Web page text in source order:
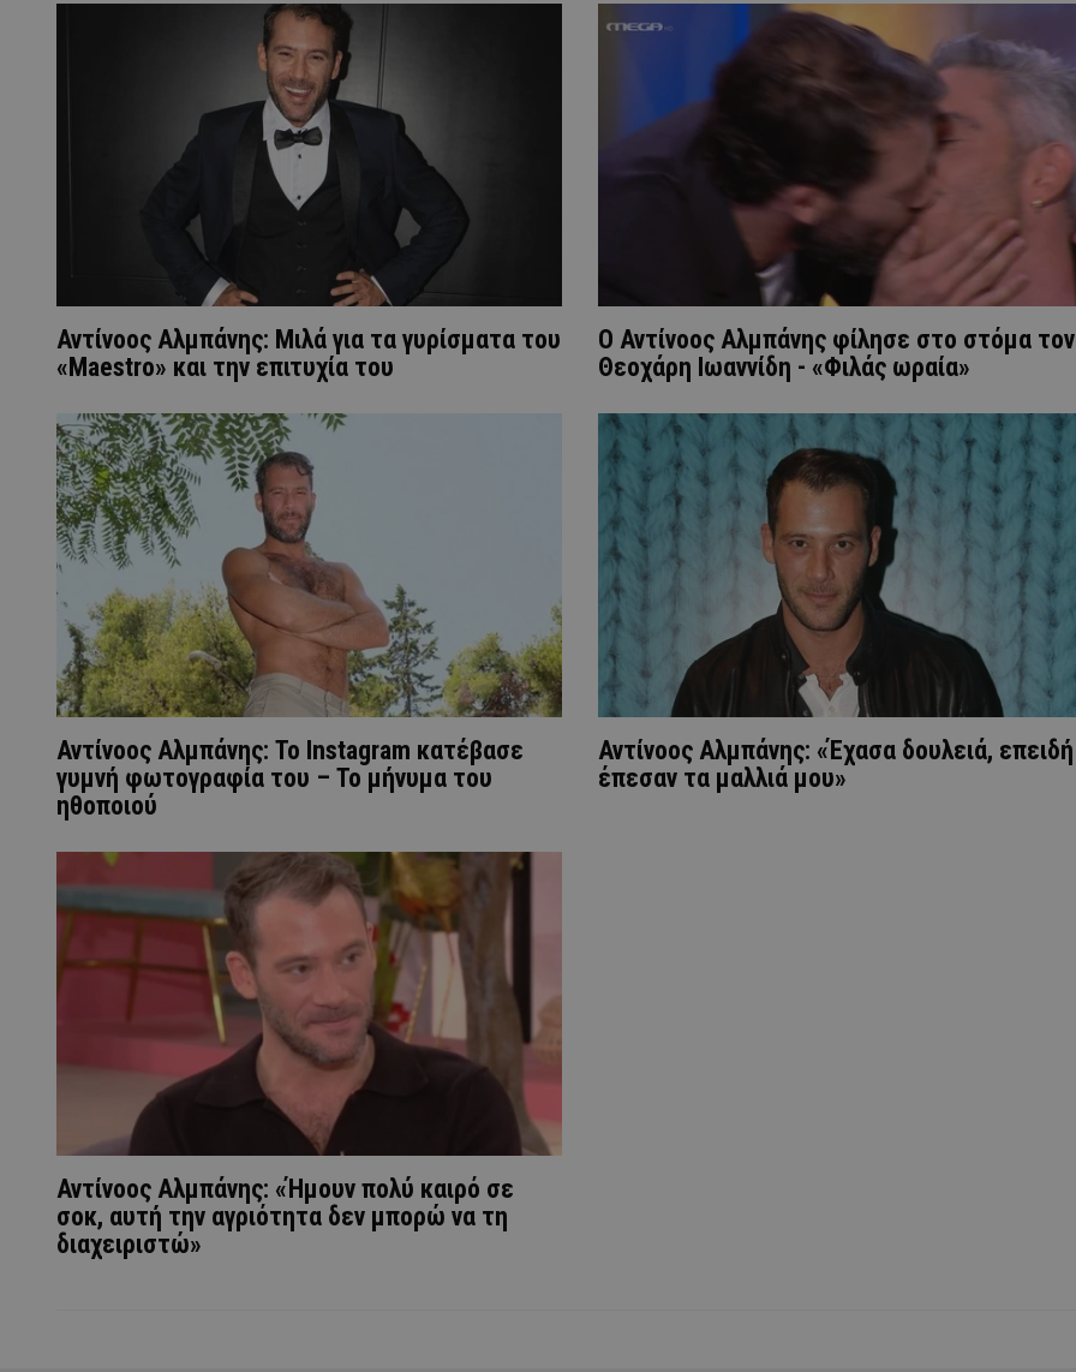
Αντίνοος Αλμπάνης: Μιλά για τα γυρίσματα του
«Maestro» και την επιτυχία του
Ο Αντίνοος Αλμπάνης φίλησε στο στόμα τον
Θεοχάρη Ιωαννίδη - «Φιλάς ωραία»
Αντίνοος Αλμπάνης: To Instagram κατέβασε
γυμνή φωτογραφία του – Το μήνυμα του
ηθοποιού
Αντίνοος Αλμπάνης: «Έχασα δουλειά, επειδή
έπεσαν τα μαλλιά μου»
Αντίνοος Αλμπάνης: «Ήμουν πολύ καιρό σε
σοκ, αυτή την αγριότητα δεν μπορώ να τη
διαχειριστώ»